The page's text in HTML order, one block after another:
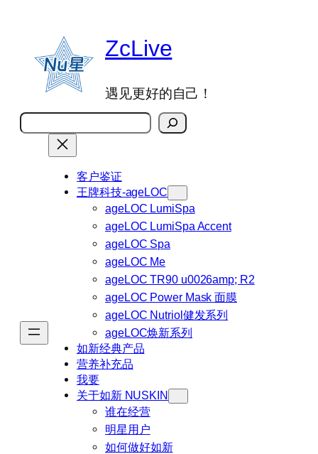
ZcLive
遇见更好的自己！
搜
索
客户鉴证
王牌科技-ageLOC
ageLOC LumiSpa
ageLOC LumiSpa Accent
ageLOC Spa
ageLOC Me
ageLOC TR90 u0026amp; R2
ageLOC Power Mask 面膜
ageLOC Nutriol健发系列
ageLOC焕新系列
如新经典产品
营养补充品
我要
关于如新 NUSKIN
谁在经营
明星用户
如何做好如新